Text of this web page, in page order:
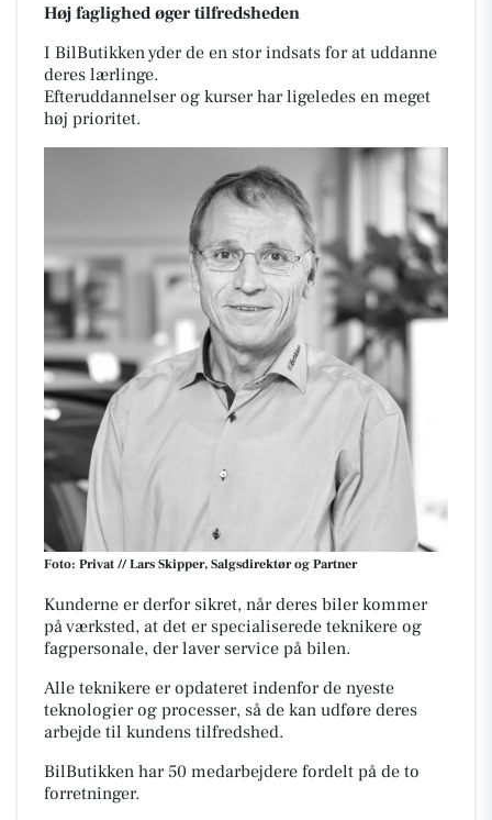
Høj faglighed øger tilfredsheden
I BilButikken yder de en stor indsats for at uddanne
deres lærlinge.
Efteruddannelser og kurser har ligeledes en meget
høj prioritet.
Foto: Privat // Lars Skipper, Salgsdirektør og Partner
Kunderne er derfor sikret, når deres biler kommer
på værksted, at det er specialiserede teknikere og
fagpersonale, der laver service på bilen.
Alle teknikere er opdateret indenfor de nyeste
teknologier og processer, så de kan udføre deres
arbejde til kundens tilfredshed.
BilButikken har 50 medarbejdere fordelt på de to
forretninger.